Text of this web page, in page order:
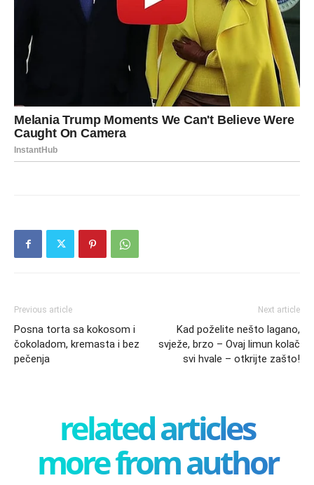
Previous article
Posna torta sa kokosom i
čokoladom, kremasta i bez
pečenja
Next article
Kad poželite nešto lagano,
svježe, brzo – Ovaj limun kolač
svi hvale – otkrijte zašto!
related articles
more from author